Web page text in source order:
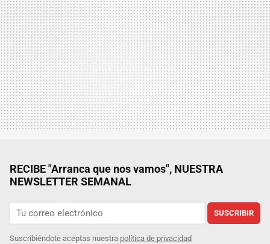
RECIBE "Arranca que nos vamos", NUESTRA
NEWSLETTER SEMANAL
SUSCRIBIR
Suscribiéndote aceptas nuestra política de privacidad